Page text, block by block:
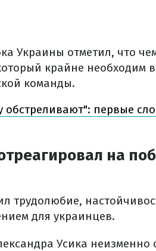
Украины отметил, что
крайне необходим
команды.
обстреливают": первые
на
трудолюбие,
для украинцев.
Усика